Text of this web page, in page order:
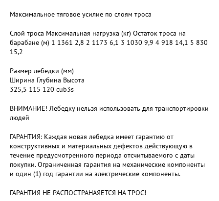
Максимальное тяговое усилие по слоям троса
Слой троса Максимальная нагрузка (кг) Остаток троса на
барабане (м) 1 1361 2,8 2 1173 6,1 3 1030 9,9 4 918 14,1 5 830
15,2
Размер лебедки (мм)
Ширина Глубина Высота
325,5 115 120 cub3s
ВНИМАНИЕ! Лебедку нельзя использовать для транспортировки
людей
ГАРАНТИЯ: Каждая новая лебедка имеет гарантию от
конструктивных и материальных дефектов действующую в
течение предусмотренного периода отсчитываемого с даты
покупки. Ограниченная гарантия на механические компоненты
и один (1) год гарантии на электрические компоненты.
ГАРАНТИЯ НЕ РАСПОСТРАНАЯЕТСЯ НА ТРОС!